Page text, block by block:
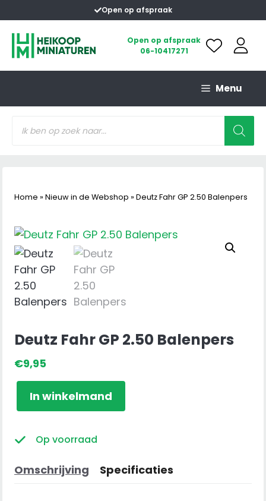
naar
inhoud
Open op afspraak
Open op afspraak
06-10417271
Menu
zoeken
Home » Nieuw in de Webshop » Deutz Fahr GP 2.50 Balenpers
Deutz Fahr GP 2.50 Balenpers
€9,95
Fahr
2.50
aantal
In winkelmand
Op voorraad
Omschrijving Specificaties